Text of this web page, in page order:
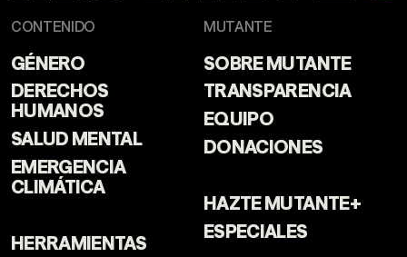
CONTENIDO
GÉNERO
DERECHOS
HUMANOS
SALUD MENTAL
EMERGENCIA
CLIMÁTICA
HERRAMIENTAS
MUTANTE
SOBRE MUTANTE
TRANSPARENCIA
EQUIPO
DONACIONES
HAZTE MUTANTE+
ESPECIALES